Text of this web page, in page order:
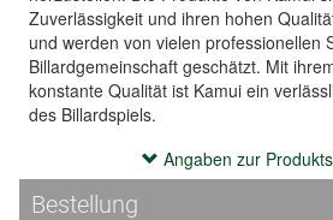
Zuverlässigkeit und ihren hohen
und werden von vielen professionellen
Billardgemeinschaft geschätzt. Mit
konstante Qualität ist Kamui ein
des Billardspiels.
Angaben zur Produktsicherheit
Hersteller:
Angaben zur
Bestellung